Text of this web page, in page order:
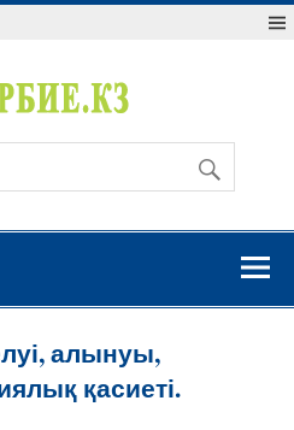
алынуы,
қасиеті.